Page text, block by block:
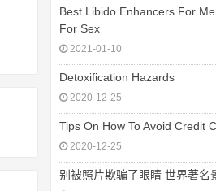
Best Libido Enhancers For
For Sex
2021-01-10
Detoxification Hazards
2020-12-25
Tips On How To Avoid Credit
2020-12-25
别被照片欺骗了眼睛 世界著名